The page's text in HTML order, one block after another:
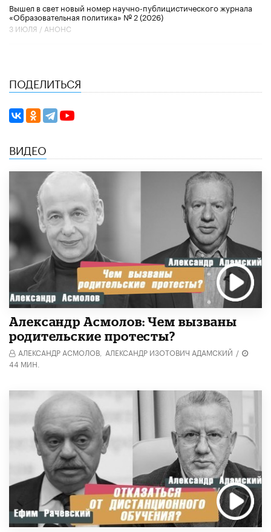
Вышел в свет новый номер научно-публицистического журнала
«Образовательная политика» № 2 (2026)
3 ИЮЛЯ / АНОНС
ПОДЕЛИТЬСЯ
ВИДЕО
Александр Асмолов: Чем вызваны
родительские протесты?
АЛЕКСАНДР АСМОЛОВ, АЛЕКСАНДР ИЗОТОВИЧ АДАМСКИЙ /
44 МИН.